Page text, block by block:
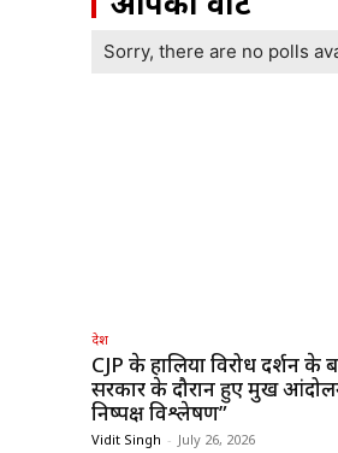
Sorry, there are no polls
देश
CJP के हालिया विरोध प्रदर्शन के
सरकार के दौरान हुए प्रमुख
निष्पक्ष विश्लेषण”
Vidit Singh - July 26, 2026